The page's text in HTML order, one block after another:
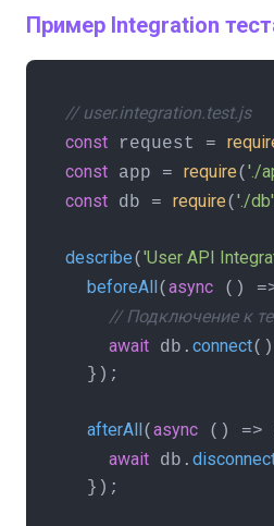
Пример Integration
// user.integration.test.js
const request =
const app = require( './
const db = require( './db'
describe( 'User API
beforeAll( async ()
// Подключение к
await db. connect
  });
afterAll( async () =>
await db.
  });